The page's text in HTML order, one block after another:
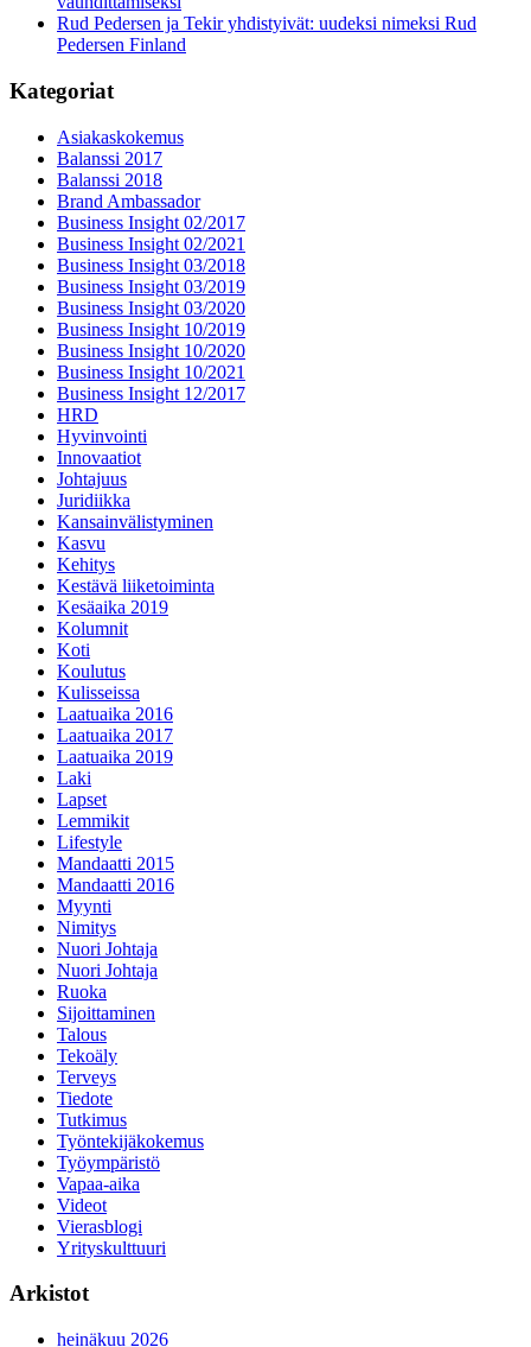
Rud Pedersen ja Tekir yhdistyivät: uudeksi nimeksi Rud
Pedersen Finland
Kategoriat
Asiakaskokemus
Balanssi 2017
Balanssi 2018
Brand Ambassador
Business Insight 02/2017
Business Insight 02/2021
Business Insight 03/2018
Business Insight 03/2019
Business Insight 03/2020
Business Insight 10/2019
Business Insight 10/2020
Business Insight 10/2021
Business Insight 12/2017
HRD
Hyvinvointi
Innovaatiot
Johtajuus
Juridiikka
Kansainvälistyminen
Kasvu
Kehitys
Kestävä liiketoiminta
Kesäaika 2019
Kolumnit
Koti
Koulutus
Kulisseissa
Laatuaika 2016
Laatuaika 2017
Laatuaika 2019
Laki
Lapset
Lemmikit
Lifestyle
Mandaatti 2015
Mandaatti 2016
Myynti
Nimitys
Nuori Johtaja
Nuori Johtaja
Ruoka
Sijoittaminen
Talous
Tekoäly
Terveys
Tiedote
Tutkimus
Työntekijäkokemus
Työympäristö
Vapaa-aika
Videot
Vierasblogi
Yrityskulttuuri
Arkistot
heinäkuu 2026